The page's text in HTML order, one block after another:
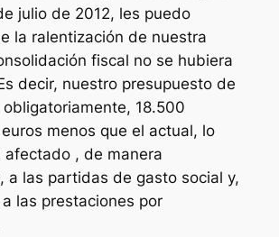
julio de 2012, les puedo
la ralentización de nuestra
fiscal no se hubiera
decir, nuestro presupuesto de
18.500
menos que el actual, lo
afectado , de manera
a las partidas de gasto social y,
las prestaciones por